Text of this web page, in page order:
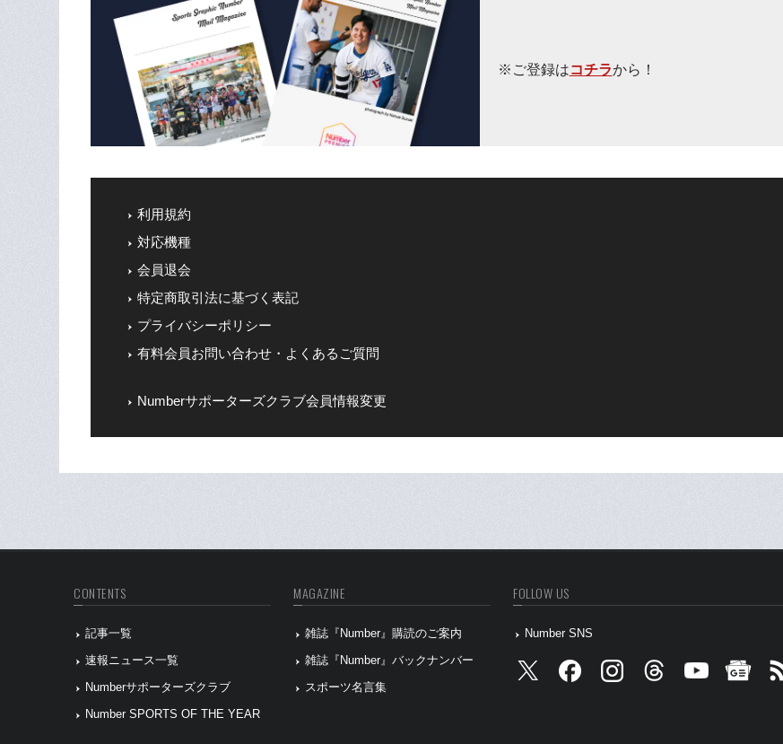
※ご登録はコチラから！
利用規約
対応機種
会員退会
特定商取引法に基づく表記
プライバシーポリシー
有料会員お問い合わせ・よくあるご質問
Numberサポーターズクラブ会員情報変更
CONTENTS
記事一覧
速報ニュース一覧
Numberサポーターズクラブ
Number SPORTS OF THE YEAR
MAGAZINE
雑誌『Number』購読のご案内
雑誌『Number』バックナンバー
スポーツ名言集
FOLLOW US
Number SNS